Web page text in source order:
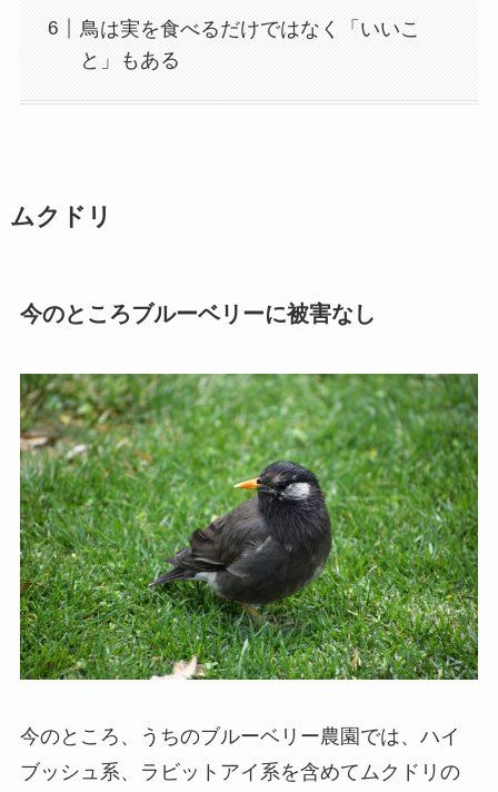
鳥は実を食べるだけではなく「いいこ
と」もある
ムクドリ
今のところブルーベリーに被害なし
今のところ、うちのブルーベリー農園では、ハイ
ブッシュ系、ラビットアイ系を含めてムクドリの